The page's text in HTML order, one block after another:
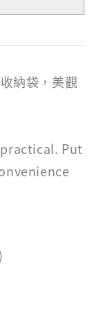
納袋，美觀
Put